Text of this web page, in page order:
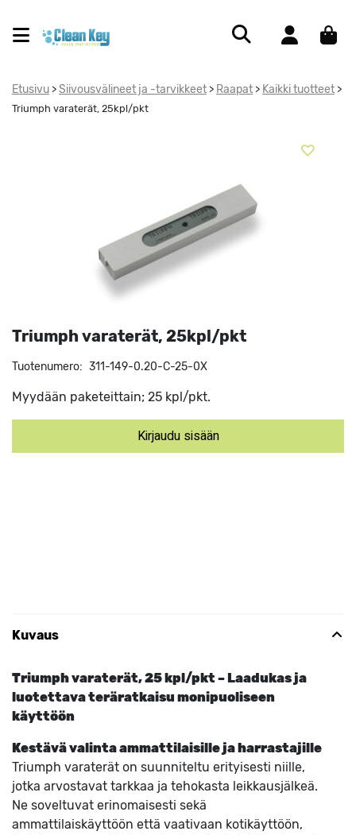
Etusivu > Siivousvälineet ja -tarvikkeet > Raapat > Kaikki tuotteet >
Triumph varaterät, 25kpl/pkt
Triumph varaterät, 25kpl/pkt
Tuotenumero: 311-149-0.20-C-25-0X
Myydään paketeittain; 25 kpl/pkt.
Kirjaudu sisään
Kuvaus
Triumph varaterät, 25 kpl/pkt – Laadukas ja
luotettava teräratkaisu monipuoliseen
käyttöön
Kestävä valinta ammattilaisille ja harrastajille
Triumph varaterät on suunniteltu erityisesti niille,
jotka arvostavat tarkkaa ja tehokasta leikkausjälkeä.
Ne soveltuvat erinomaisesti sekä
ammattilaiskäyttöön että vaativaan kotikäyttöön,